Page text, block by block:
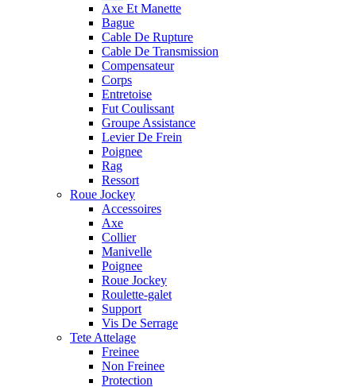
Axe Et Manette
Bague
Cable De Rupture
Cable De Transmission
Compensateur
Corps
Entretoise
Fut Coulissant
Groupe Assistance
Levier De Frein
Poignee
Rag
Ressort
Roue Jockey
Accessoires
Axe
Collier
Manivelle
Poignee
Roue Jockey
Roulette-galet
Support
Vis De Serrage
Tete Attelage
Freinee
Non Freinee
Protection